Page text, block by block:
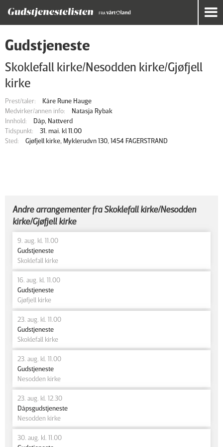
Gudstjeneste
Skoklefall kirke/Nesodden kirke/Gjøfjell
kirke
Prest/taler:
Kåre Rune Hauge
Medvirker/annen info:
Natasja Rybak
Innhold:
Dåp, Nattverd
Tidspunkt:
31. mai. kl 11.00
Sted:
Gjøfjell kirke, Myklerudvn 130, 1454 FAGERSTRAND
Andre arrangementer fra Skoklefall kirke/Nesodden
kirke/Gjøfjell kirke
9. aug. kl. 11.00
Gudstjeneste
Skoklefall kirke
16. aug. kl. 11.00
Gudstjeneste
Gjøfjell kirke
23. aug. kl. 11.00
Gudstjeneste
Skoklefall kirke
23. aug. kl. 11.00
Gudstjeneste
Nesodden kirke
23. aug. kl. 12.30
Dåpsgudstjeneste
Nesodden kirke
30. aug. kl. 11.00